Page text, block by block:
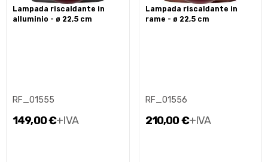
lampada riscaldante in
alluminio - ø 22,5 cm
RF_01555
149,00 €+IVA
lampada riscaldante in
rame - ø 22,5 cm
RF_01556
210,00 €+IVA